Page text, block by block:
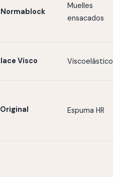
Normablock
Muelles
ensacados
Visco Viscoelástico
Espuma HR